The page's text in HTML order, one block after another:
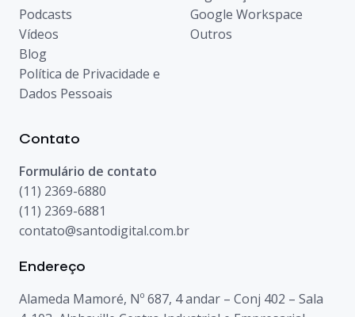
Podcasts
Vídeos
Blog
Política de Privacidade e
Dados Pessoais
Google Workspace
Outros
Contato
Formulário de contato
(11) 2369-6880
(11) 2369-6881
contato@santodigital.com.br
Endereço
Alameda Mamoré, Nº 687, 4 andar – Conj 402 – Sala